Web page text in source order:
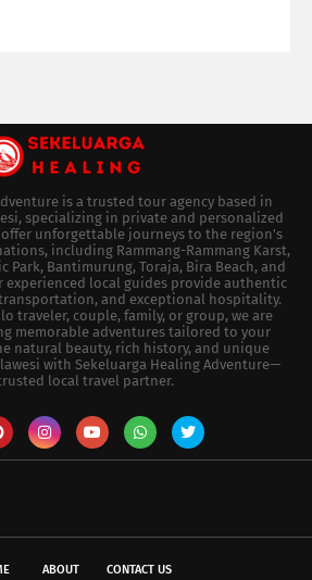
is a trusted tour agency based in
specializing in private and personalized
offer unforgettable journeys to the region's
including Rammang-Rammang Karst,
Park, Bantimurung, Toraja, Bira Beach, and
experienced local guides provide authentic
and exceptional hospitality.
traveler, couple, family, or group, we are
memorable adventures tailored to your
natural beauty, rich history, and unique
with Sekeluarga Healing Adventure—
local travel partner.
ABOUT CONTACT US